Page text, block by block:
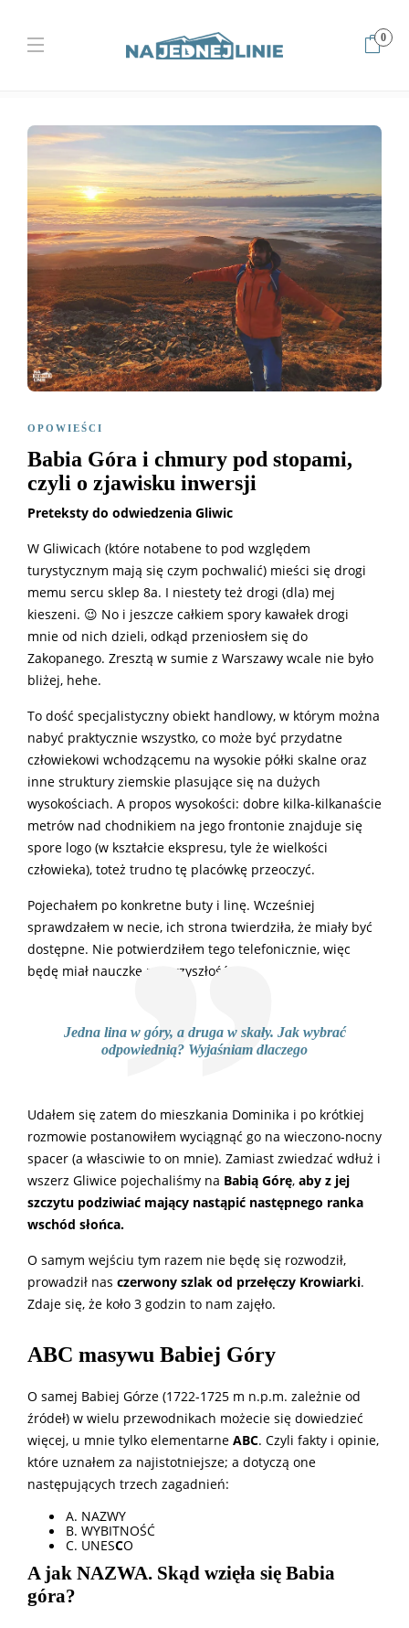
0
Home Opowieści
Babia Góra i chmury pod stopami, czyli o
zjawisku inwersji
OPOWIEŚCI
Babia Góra i chmury pod stopami,
czyli o zjawisku inwersji
Preteksty do odwiedzenia Gliwic
W Gliwicach (które notabene to pod względem
turystycznym mają się czym pochwalić) mieści się drogi
memu sercu sklep 8a. I niestety też drogi (dla) mej
kieszeni. 😉 No i jeszcze całkiem spory kawałek drogi
mnie od nich dzieli, odkąd przeniosłem się do
Zakopanego. Zresztą w sumie z Warszawy wcale nie było
bliżej, hehe.
To dość specjalistyczny obiekt handlowy, w którym można
nabyć praktycznie wszystko, co może być przydatne
człowiekowi wchodzącemu na wysokie półki skalne oraz
inne struktury ziemskie plasujące się na dużych
wysokościach. A propos wysokości: dobre kilka-kilkanaście
metrów nad chodnikiem na jego frontonie znajduje się
spore logo (w kształcie ekspresu, tyle że wielkości
człowieka), toteż trudno tę placówkę przeoczyć.
Pojechałem po konkretne buty i linę. Wcześniej
sprawdzałem w necie, ich strona twierdziła, że miały być
dostępne. Nie potwierdziłem tego telefonicznie, więc
będę miał nauczkę na przyszłość.
Jedna lina w góry, a druga w skały. Jak wybrać
odpowiednią? Wyjaśniam dlaczego
Udałem się zatem do mieszkania Dominika i po krótkiej
rozmowie postanowiłem wyciągnąć go na wieczono-nocny
spacer (a własciwie to on mnie). Zamiast zwiedzać wdłuż i
wszerz Gliwice pojechaliśmy na Babią Górę, aby z jej
szczytu podziwiać mający nastąpić następnego ranka
wschód słońca.
O samym wejściu tym razem nie będę się rozwodził,
prowadził nas czerwony szlak od przełęczy Krowiarki.
Zdaje się, że koło 3 godzin to nam zajęło.
ABC masywu Babiej Góry
O samej Babiej Górze (1722-1725 m n.p.m. zależnie od
źródeł) w wielu przewodnikach możecie się dowiedzieć
więcej, u mnie tylko elementarne ABC. Czyli fakty i opinie,
które uznałem za najistotniejsze; a dotyczą one
następujących trzech zagadnień:
A. NAZWY
B. WYBITNOŚĆ
C. UNESCO
A jak NAZWA. Skąd wzięła się Babia
góra?